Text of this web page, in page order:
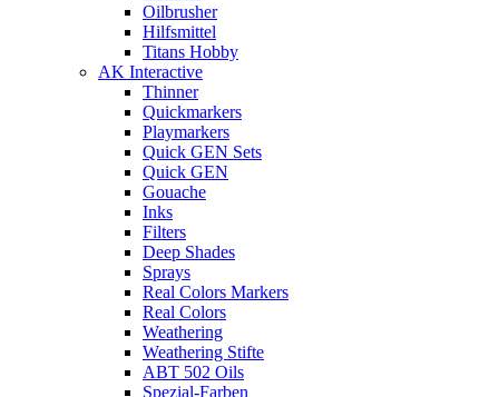
Oilbrusher
Hilfsmittel
Titans Hobby
AK Interactive
Thinner
Quickmarkers
Playmarkers
Quick GEN Sets
Quick GEN
Gouache
Inks
Filters
Deep Shades
Sprays
Real Colors Markers
Real Colors
Weathering
Weathering Stifte
ABT 502 Oils
Spezial-Farben